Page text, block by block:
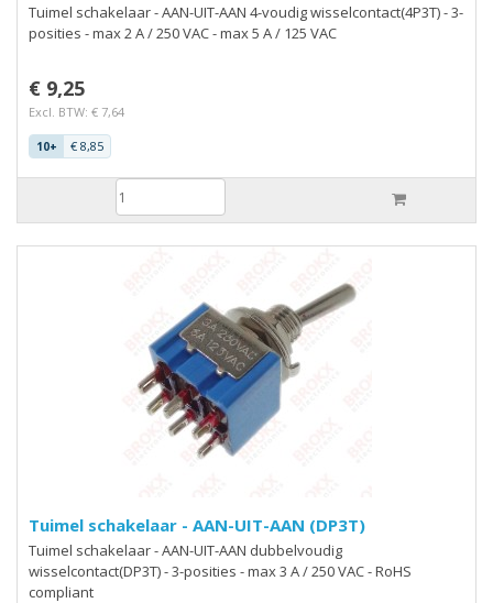
Tuimel schakelaar - AAN-UIT-AAN 4-voudig wisselcontact(4P3T) - 3-
posities - max 2 A / 250 VAC - max 5 A / 125 VAC
€ 9,25
Excl. BTW: € 7,64
10+ € 8,85
Tuimel schakelaar - AAN-UIT-AAN (DP3T)
Tuimel schakelaar - AAN-UIT-AAN dubbelvoudig
wisselcontact(DP3T) - 3-posities - max 3 A / 250 VAC - RoHS
compliant